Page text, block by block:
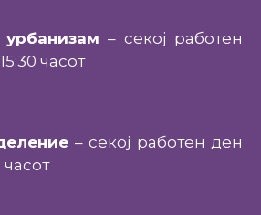
– секој работен
часот
– секој работен ден
часот